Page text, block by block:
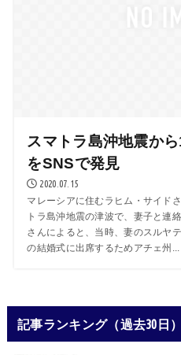
スマトラ島沖地震か
をSNSで発見
2020.07.15
マレーシアに住むラヒム・サイド
トラ島沖地震の津波で、妻子と連
さんによると、当時、妻のスルヤ
の結婚式に出席するためアチェ州...
記事ランキング（過去30日）